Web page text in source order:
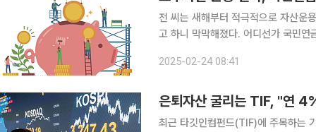
전 씨는 새해부터 적극적으로 자산운
고 하니 막막해졌다. 어디선가 국민연
로벌 금융위기와 2022년 전 세계적
2025-02-24 08:41
은퇴자산 굴리는 TIF, "연
최근 타깃인컴펀드(TIF)에 주목하는